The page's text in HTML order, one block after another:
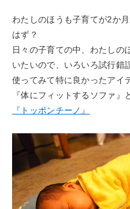
わたしのほうも子育てが2か
はず？
日々の子育ての中、わたしの
いたいので、いろいろ試行錯
使ってみて特に良かったアイ
『体にフィットするソファ
『トッポンチーノ』